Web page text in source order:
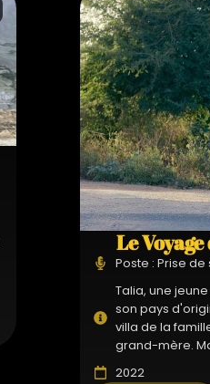
Le
Poste : Prise de
Talia, une
son pays
villa de la
grand-mère.
2022